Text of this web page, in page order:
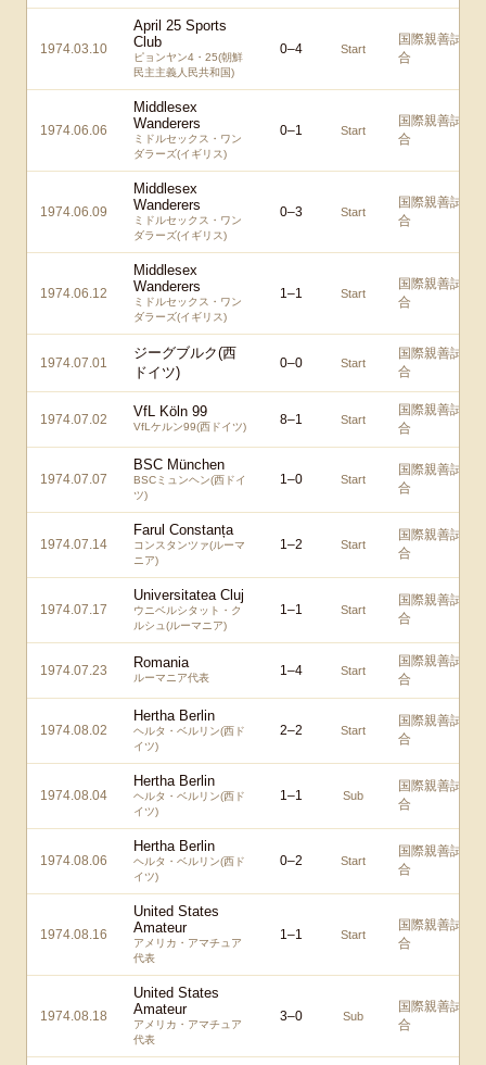
1974.03.10
April 25 Sports
Club
ピョンヤン4・25(朝鮮
民主主義人民共和国)
0–4 Start
国際親善試
合
1974.06.06
Middlesex
Wanderers
ミドルセックス・ワン
ダラーズ(イギリス)
0–1 Start
国際親善試
合
1974.06.09
Middlesex
Wanderers
ミドルセックス・ワン
ダラーズ(イギリス)
0–3 Start
国際親善試
合
1974.06.12
Middlesex
Wanderers
ミドルセックス・ワン
ダラーズ(イギリス)
1–1 Start
国際親善試
合
1974.07.01
ジーグブルク(西
ドイツ)
0–0 Start
国際親善試
合
1974.07.02 VfL Köln 99
VfLケルン99(西ドイツ) 8–1 Start
国際親善試
合
1974.07.07
BSC München
BSCミュンヘン(西ドイ
ツ)
1–0 Start
国際親善試
合
1974.07.14
Farul Constanța
コンスタンツァ(ルーマ
ニア)
1–2 Start
国際親善試
合
1974.07.17
Universitatea Cluj
ウニベルシタット・ク
ルシュ(ルーマニア)
1–1 Start
国際親善試
合
1974.07.23 Romania
ルーマニア代表 1–4 Start
国際親善試
合
1974.08.02
Hertha Berlin
ヘルタ・ベルリン(西ド
イツ)
2–2 Start
国際親善試
合
1974.08.04
Hertha Berlin
ヘルタ・ベルリン(西ド
イツ)
1–1 Sub
国際親善試
合
1974.08.06
Hertha Berlin
ヘルタ・ベルリン(西ド
イツ)
0–2 Start
国際親善試
合
1974.08.16
United States
Amateur
アメリカ・アマチュア
代表
1–1 Start
国際親善試
合
1974.08.18
United States
Amateur
アメリカ・アマチュア
代表
3–0 Sub
国際親善試
合